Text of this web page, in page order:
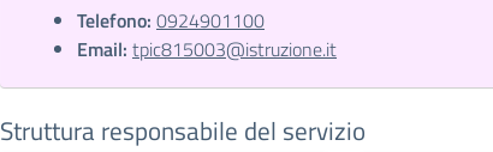
Telefono: 0924901100
Email: tpic815003@istruzione.it
Struttura responsabile del servizio